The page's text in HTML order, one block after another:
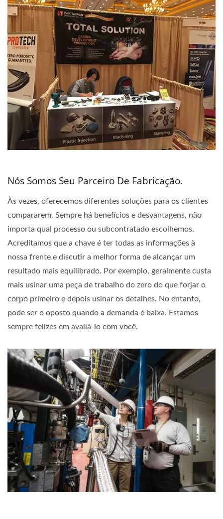
Nós Somos Seu Parceiro De Fabricação.
Às vezes, oferecemos diferentes soluções para os clientes
compararem. Sempre há benefícios e desvantagens, não
importa qual processo ou subcontratado escolhemos.
Acreditamos que a chave é ter todas as informações à
nossa frente e discutir a melhor forma de alcançar um
resultado mais equilibrado. Por exemplo, geralmente custa
mais usinar uma peça de trabalho do zero do que forjar o
corpo primeiro e depois usinar os detalhes. No entanto,
pode ser o oposto quando a demanda é baixa. Estamos
sempre felizes em avaliá-lo com você.